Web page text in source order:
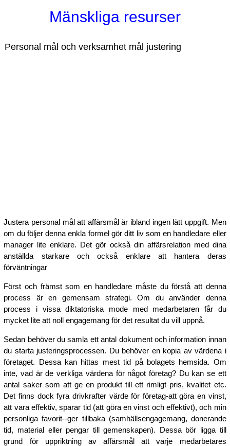
Mänskliga resurser
Personal mål och verksamhet mål justering
Justera personal mål att affärsmål är ibland ingen lätt uppgift. Men
om du följer denna enkla formel gör ditt liv som en handledare eller
manager lite enklare. Det gör också din affärsrelation med dina
anställda starkare och också enklare att hantera deras
förväntningar
Först och främst som en handledare måste du förstå att denna
process är en gemensam strategi. Om du använder denna
process i vissa diktatoriska mode med medarbetaren får du
mycket lite att noll engagemang för det resultat du vill uppnå.
Sedan behöver du samla ett antal dokument och information innan
du starta justeringsprocessen. Du behöver en kopia av värdena i
företaget. Dessa kan hittas mest tid på bolagets hemsida. Om
inte, vad är de verkliga värdena för något företag? Du kan se ett
antal saker som att ge en produkt till ett rimligt pris, kvalitet etc.
Det finns dock fyra drivkrafter värde för företag-att göra en vinst,
att vara effektiv, sparar tid (att göra en vinst och effektivt), och min
personliga favorit--ger tillbaka (samhällsengagemang, donerande
tid, material eller pengar till gemenskapen). Dessa bör ligga till
grund för uppriktning av affärsmål att varje medarbetares